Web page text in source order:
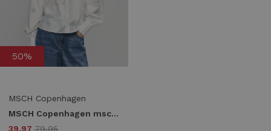
50%
MSCH Copenhagen
MSCH Copenhagen mschorkidea shirt 19619 Blouse egret
39,97 79,95